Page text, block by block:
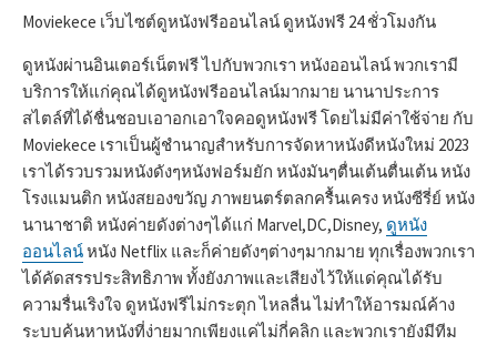
Moviekece เว็บไซต์ดูหนังฟรีออนไลน์ ดูหนังฟรี 24 ชั่วโมงกัน
ดูหนังผ่านอินเตอร์เน็ตฟรี ไปกับพวกเรา หนังออนไลน์ พวกเรามี
บริการให้แก่คุณได้ดูหนังฟรีออนไลน์มากมาย นานาประการ
สไตล์ที่ได้ชื่นชอบเอาอกเอาใจคอดูหนังฟรี โดยไม่มีค่าใช้จ่าย กับ
Moviekece เราเป็นผู้ชำนาญสำหรับการจัดหาหนังดีหนังใหม่ 2023
เราได้รวบรวมหนังดังๆหนังฟอร์มยัก หนังมันๆตื่นเต้นตื่นเต้น หนัง
โรงแมนติก หนังสยองขวัญ ภาพยนตร์ตลกครื้นเครง หนังซีรี่ย์ หนัง
นานาชาติ หนังค่ายดังต่างๆได้แก่ Marvel,DC,Disney, ดูหนัง
ออนไลน์หนัง Netflix และก็ค่ายดังๆต่างๆมากมาย ทุกเรื่องพวกเรา
ได้คัดสรรประสิทธิภาพ ทั้งยังภาพและเสียงไว้ให้แด่คุณได้รับ
ความรื่นเริงใจ ดูหนังฟรีไม่กระตุก ไหลลื่น ไม่ทำให้อารมณ์ค้าง
ระบบค้นหาหนังที่ง่ายมากเพียงแค่ไม่กี่คลิก และพวกเรายังมีทีม